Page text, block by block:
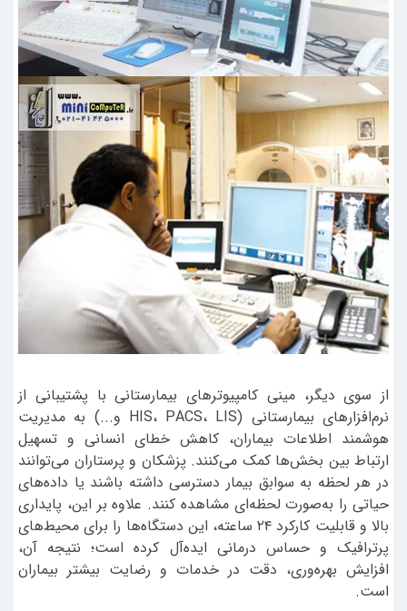
از سوی دیگر، مینی کامپیوترهای بیمارستانی با پشتیبانی از
نرم‌افزارهای بیمارستانی (HIS، PACS، LIS و...) به مدیریت
هوشمند اطلاعات بیماران، کاهش خطای انسانی و تسهیل
ارتباط بین بخش‌ها کمک می‌کنند. پزشکان و پرستاران می‌توانند
در هر لحظه به سوابق بیمار دسترسی داشته باشند یا داده‌های
حیاتی را به‌صورت لحظه‌ای مشاهده کنند. علاوه بر این، پایداری
بالا و قابلیت کارکرد ۲۴ ساعته، این دستگاه‌ها را برای محیط‌های
پرترافیک و حساس درمانی ایده‌آل کرده است؛ نتیجه آن،
افزایش بهره‌وری، دقت در خدمات و رضایت بیشتر بیماران
است.